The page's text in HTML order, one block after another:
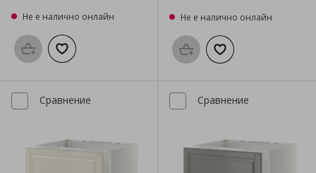
Не е налично онлайн
Προσθήκη στο καλάθι
Добави към списъка с любими
Не е налично онлайн
Προσθήκη στο καλάθι
Добави към
Сравнение Сравнение